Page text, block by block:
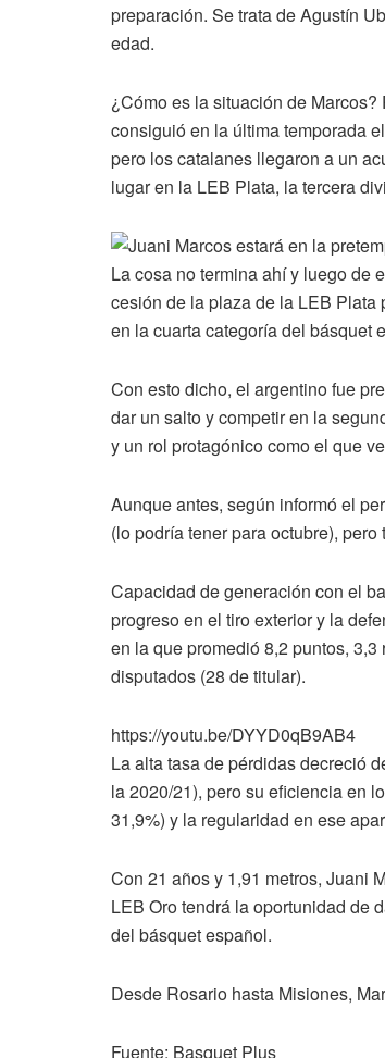
preparación. Se trata de Agustín
edad.
¿Cómo es la situación de
consiguió en la última temporada
pero los catalanes llegaron a un
lugar en la LEB Plata, la tercera
La cosa no termina ahí y luego de
cesión de la plaza de la LEB
en la cuarta categoría del básquet
Con esto dicho, el argentino fue
dar un salto y competir en la
y un rol protagónico como el que
Aunque antes, según informó el
(lo podría tener para octubre),
Capacidad de generación con el
progreso en el tiro exterior y la
en la que promedió 8,2 puntos,
disputados (28 de titular).
https://youtu.be/DYYD0qB9AB4
La alta tasa de pérdidas decreció
la 2020/21), pero su eficiencia en
31,9%) y la regularidad en ese
Con 21 años y 1,91 metros, Juani
LEB Oro tendrá la oportunidad de
del básquet español.
Desde Rosario hasta Misiones,
Fuente: Basquet Plus